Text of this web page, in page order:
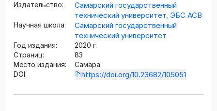
Издательство:
Самарский государственный
технический университет, ЭБС АСВ
Научная школа:
Самарский государственный
технический университет
Год издания:
2020 г.
Страниц:
83
Место издания:
Самара
DOI:
https://doi.org/10.23682/105051